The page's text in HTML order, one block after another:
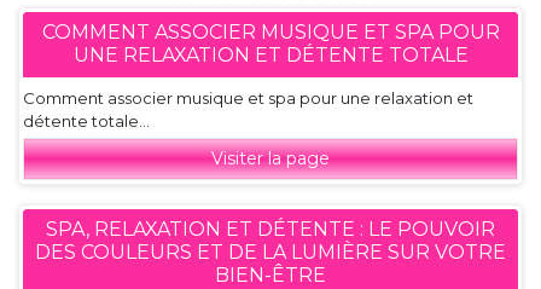
COMMENT ASSOCIER MUSIQUE ET SPA POUR
UNE RELAXATION ET DÉTENTE TOTALE
Comment associer musique et spa pour une relaxation et
détente totale...
Visiter la page
SPA, RELAXATION ET DÉTENTE : LE POUVOIR
DES COULEURS ET DE LA LUMIÈRE SUR VOTRE
BIEN-ÊTRE